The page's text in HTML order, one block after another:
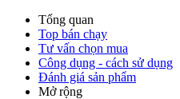
Tổng quan
Top bán chạy
Tư vấn chọn mua
Công dụng - cách sử dụng
Đánh giá sản phẩm
Mở rộng